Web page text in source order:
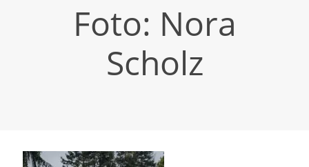
Foto: Nora
Scholz